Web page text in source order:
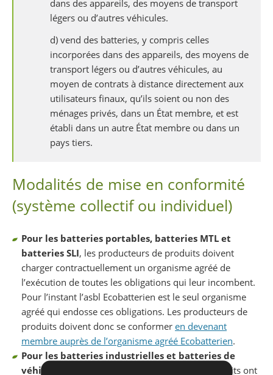
dans des appareils, des moyens de transport
légers ou d’autres véhicules.
d) vend des batteries, y compris celles
incorporées dans des appareils, des moyens de
transport légers ou d’autres véhicules, au
moyen de contrats à distance directement aux
utilisateurs finaux, qu’ils soient ou non des
ménages privés, dans un État membre, et est
établi dans un autre État membre ou dans un
pays tiers.
Modalités de mise en conformité
(système collectif ou individuel)
Pour les batteries portables, batteries MTL et
batteries SLI, les producteurs de produits doivent
charger contractuellement un organisme agréé de
l’exécution de toutes les obligations qui leur incombent.
Pour l’instant l’asbl Ecobatterien est le seul organisme
agréé qui endosse ces obligations. Les producteurs de
produits doivent donc se conformer en devenant
membre auprès de l’organisme agréé Ecobatterien.
Pour les batteries industrielles et batteries de
véhicules électriques
, les producteurs de produits ont